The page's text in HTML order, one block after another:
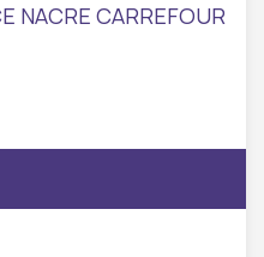
NACRE CARREFOUR